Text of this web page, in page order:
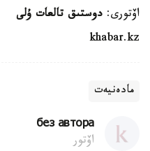
اۆتورى: دوستىق تالعات ۇلى
khabar.kz
مادەنيەت
без автора
اۆتور